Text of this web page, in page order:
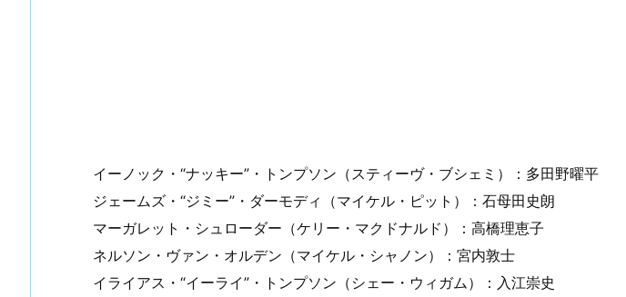
イーノック・“ナッキー”・トンプソン（スティーヴ・ブシェミ）：多田野曜平
ジェームズ・“ジミー”・ダーモディ（マイケル・ピット）：石母田史朗
マーガレット・シュローダー（ケリー・マクドナルド）：高橋理恵子
ネルソン・ヴァン・オルデン（マイケル・シャノン）：宮内敦士
イライアス・“イーライ”・トンプソン（シェー・ウィガム）：入江崇史